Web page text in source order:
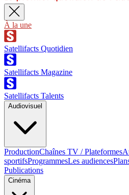
À la une
Satellifacts Quotidien
Satellifacts Magazine
Satellifacts Talents
Audiovisuel
ProductionChaînes TV / Plateformes
sportifsProgrammesLes audiences
Publications
Cinéma